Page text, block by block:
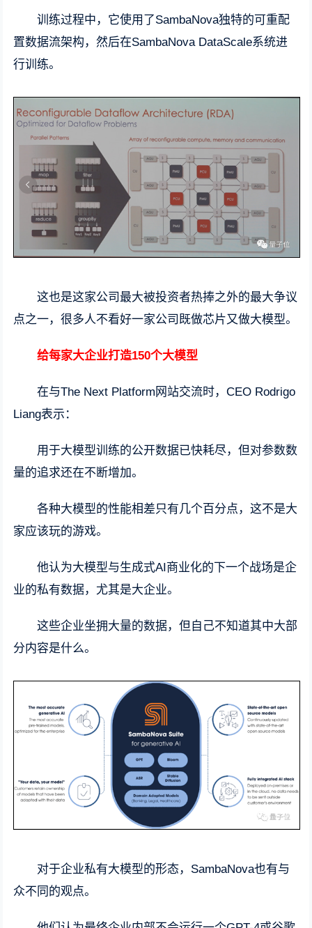
训练过程中，它使用了SambaNova独特的可重配
置数据流架构，然后在SambaNova DataScale系统进
行训练。
这也是这家公司最大被投资者热捧之外的最大争议
点之一，很多人不看好一家公司既做芯片又做大模型。
给每家大企业打造150个大模型
在与The Next Platform网站交流时，CEO Rodrigo
Liang表示：
用于大模型训练的公开数据已快耗尽，但对参数数
量的追求还在不断增加。
各种大模型的性能相差只有几个百分点，这不是大
家应该玩的游戏。
他认为大模型与生成式AI商业化的下一个战场是企
业的私有数据，尤其是大企业。
这些企业坐拥大量的数据，但自己不知道其中大部
分内容是什么。
对于企业私有大模型的形态，SambaNova也有与
众不同的观点。